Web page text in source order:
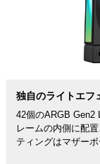
独自のライトエフ
42個のARGB Gen2
レームの内側に配
ティングはマザー